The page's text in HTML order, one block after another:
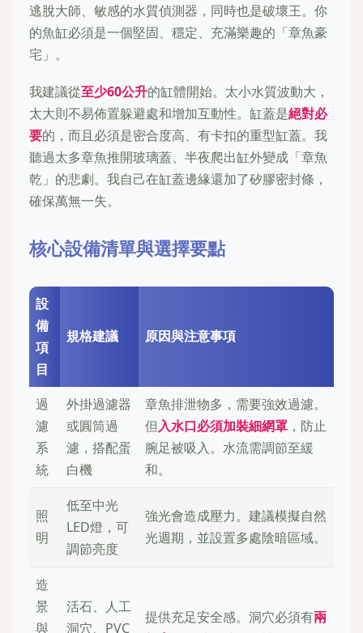
逃脫大師、敏感的水質偵測器，同時也是破壞王。你
的魚缸必須是一個堅固、穩定、充滿樂趣的「章魚豪
宅」。
我建議從至少60公升的缸體開始。太小水質波動大，
太大則不易佈置躲避處和增加互動性。缸蓋是絕對必
要的，而且必須是密合度高、有卡扣的重型缸蓋。我
聽過太多章魚推開玻璃蓋、半夜爬出缸外變成「章魚
乾」的悲劇。我自己在缸蓋邊緣還加了矽膠密封條，
確保萬無一失。
核心設備清單與選擇要點
設
備
項
目
規格建議 原因與注意事項
過
濾
系
統
外掛過濾器
或圓筒過
濾，搭配蛋
白機
章魚排泄物多，需要強效過濾。
但入水口必須加裝細網罩 ，防止
腕足被吸入。水流需調節至緩
和。
照
明
低至中光
LED燈，可
調節亮度
強光會造成壓力。建議模擬自然
光週期，並設置多處陰暗區域。
造
景
與
活石、人工
洞穴、PVC
提供充足安全感。洞穴必須有兩